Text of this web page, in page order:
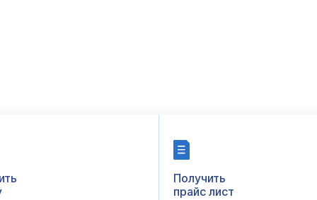
Получить
прайс лист